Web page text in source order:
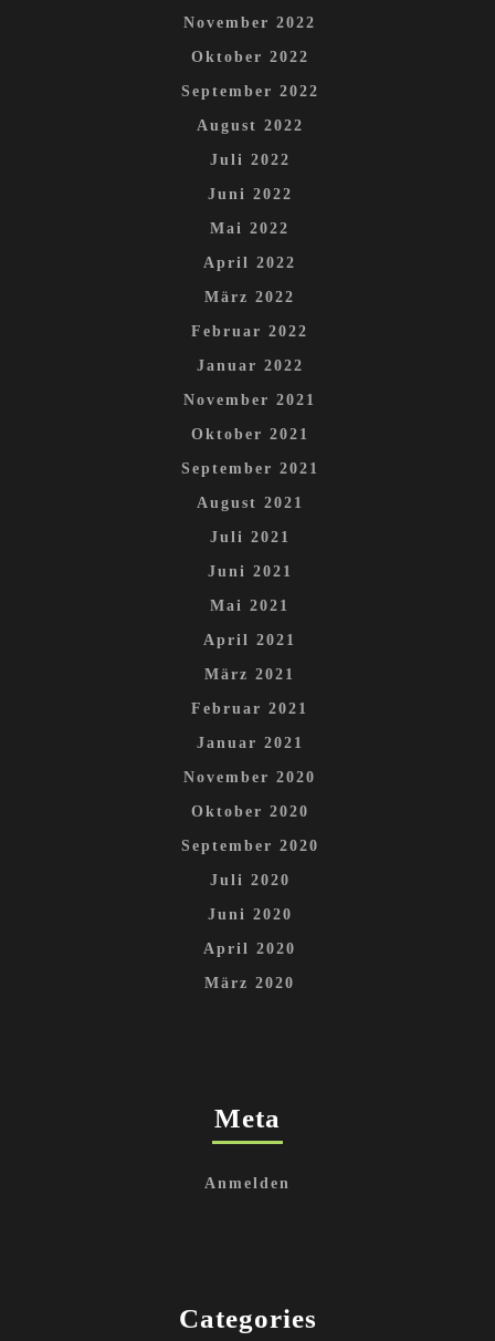
November 2022
Oktober 2022
September 2022
August 2022
Juli 2022
Juni 2022
Mai 2022
April 2022
März 2022
Februar 2022
Januar 2022
November 2021
Oktober 2021
September 2021
August 2021
Juli 2021
Juni 2021
Mai 2021
April 2021
März 2021
Februar 2021
Januar 2021
November 2020
Oktober 2020
September 2020
Juli 2020
Juni 2020
April 2020
März 2020
Meta
Anmelden
Categories